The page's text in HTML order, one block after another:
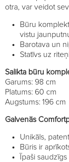
otra, var veidot
Būru
vistu
Barotava un
Statīvs uz
Salikta būru
Garums: 98 cm
Platums: 60 cm
Augstums: 196 cm
Galvenās
Unikāls,
Būris ir
Īpaši